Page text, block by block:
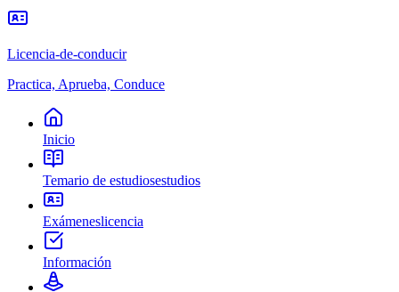
Licencia-de-conducir
Practica, Aprueba, Conduce
Inicio
Temario de estudiosestudios
Exámeneslicencia
Información